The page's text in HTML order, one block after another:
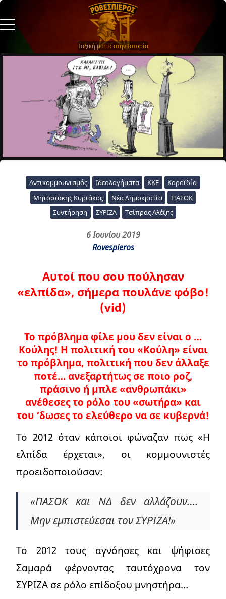
Ταξική ματιά στην Ιστορία
Αντικομμουνισμός Ιδεολογήματα ΚΚΕ
Κοροϊδία
Μητσοτάκης Κυριάκος
Νέα Δημοκρατία
ΠΑΣΟΚ
Συντήρηση
ΣΥΡΙΖΑ Τσίπρας Αλέξης
6 Ιουνίου 2019
Rovespieros
Αυτοί που σου πούλησαν
«ελπίδα», σήμερα πουλάνε φόβο!
(vid)
Το πρόβλημα φίλε μου δεν είναι ο …
Κούλης! Η πολιτική του «Κούλη» είναι
το πρόβλημα, πολιτική που δεν άλλαξε
ποτέ…ανεξαρτήτως σε ποιο ροζ,
πράσινο ή μπλε «ανθρωπάκι»
ανέθεσες το ρόλο του «σωτήρα» και
του ‘δωσες το ελεύθερο να σε κυβερνά!
Το 2012 όταν κάποιοι φώναζαν πως «Η
ελπίδα έρχεται», οι κομμουνιστές
προειδοποιούσαν:
«ΠΑΣΟΚ και ΝΔ δεν αλλάζουν….
Μην εμπιστεύεσαι τον ΣΥΡΙΖΑ!»
Το 2012 τους αγνόησες και ψήφισες
Σαμαρά φέρνοντας ταυτόχρονα τον
ΣΥΡΙΖΑ σε ρόλο επίδοξου μνηστήρα…